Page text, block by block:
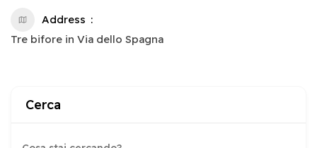
Address
Tre bifore in Via dello Spagna
Cerca